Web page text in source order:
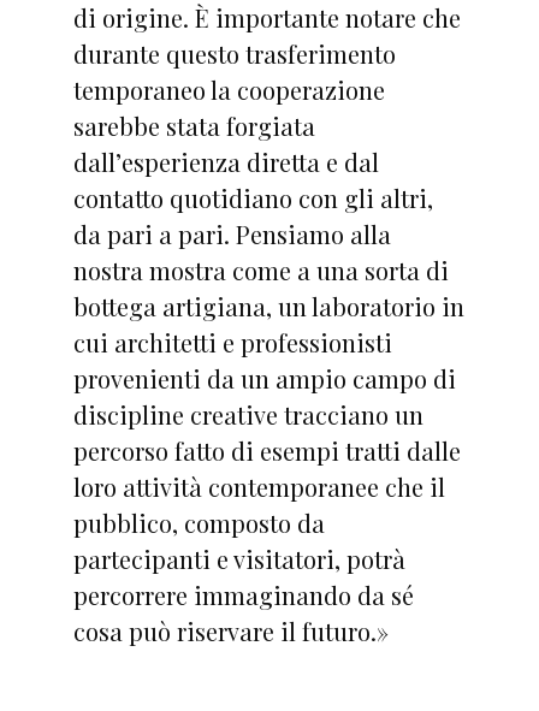
di origine. È importante notare che
durante questo trasferimento
temporaneo la cooperazione
sarebbe stata forgiata
dall’esperienza diretta e dal
contatto quotidiano con gli altri,
da pari a pari. Pensiamo alla
nostra mostra come a una sorta di
bottega artigiana, un laboratorio in
cui architetti e professionisti
provenienti da un ampio campo di
discipline creative tracciano un
percorso fatto di esempi tratti dalle
loro attività contemporanee che il
pubblico, composto da
partecipanti e visitatori, potrà
percorrere immaginando da sé
cosa può riservare il futuro.»